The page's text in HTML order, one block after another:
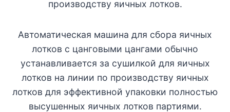
производству яичных лотков.
Автоматическая машина для сбора яичных
лотков с цанговыми цангами обычно
устанавливается за сушилкой для яичных
лотков на линии по производству яичных
лотков для эффективной упаковки полностью
высушенных яичных лотков партиями.